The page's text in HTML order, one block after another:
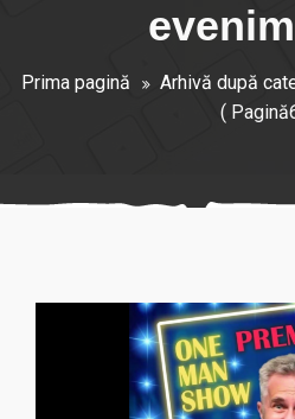
Prima pagină
Arhivă după
(